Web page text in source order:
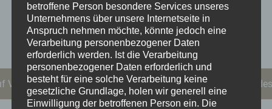
35,00€
Vorbestellung. Sende uns eine Mail an kontakt@sternkopf-
betroffene Person besondere Services unseres
Unternehmens über unsere Internetseite in
Anspruch nehmen möchte, könnte jedoch eine
Verarbeitung personenbezogener Daten
erforderlich werden. Ist die Verarbeitung
personenbezogener Daten erforderlich und
besteht für eine solche Verarbeitung keine
gesetzliche Grundlage, holen wir generell eine
Einwilligung der betroffenen Person ein. Die